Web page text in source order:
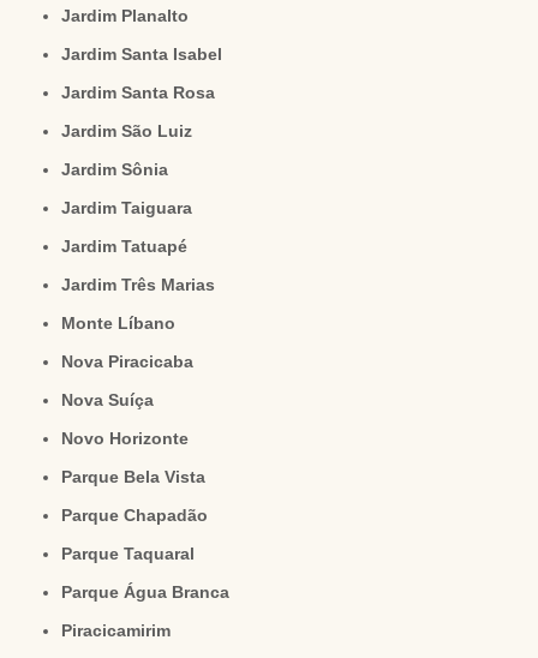
Jardim Planalto
Jardim Santa Isabel
Jardim Santa Rosa
Jardim São Luiz
Jardim Sônia
Jardim Taiguara
Jardim Tatuapé
Jardim Três Marias
Monte Líbano
Nova Piracicaba
Nova Suíça
Novo Horizonte
Parque Bela Vista
Parque Chapadão
Parque Taquaral
Parque Água Branca
Piracicamirim